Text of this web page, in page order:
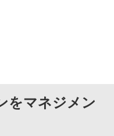
をマネジメン